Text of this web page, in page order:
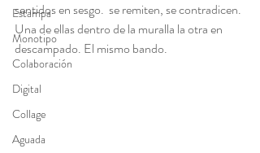
Estampa
Monotipo
Colaboración
Digital
Collage
Aguada
sentidos en sesgo.  se remiten, se contradicen.
Una de ellas dentro de la muralla la otra en
descampado. El mismo bando.